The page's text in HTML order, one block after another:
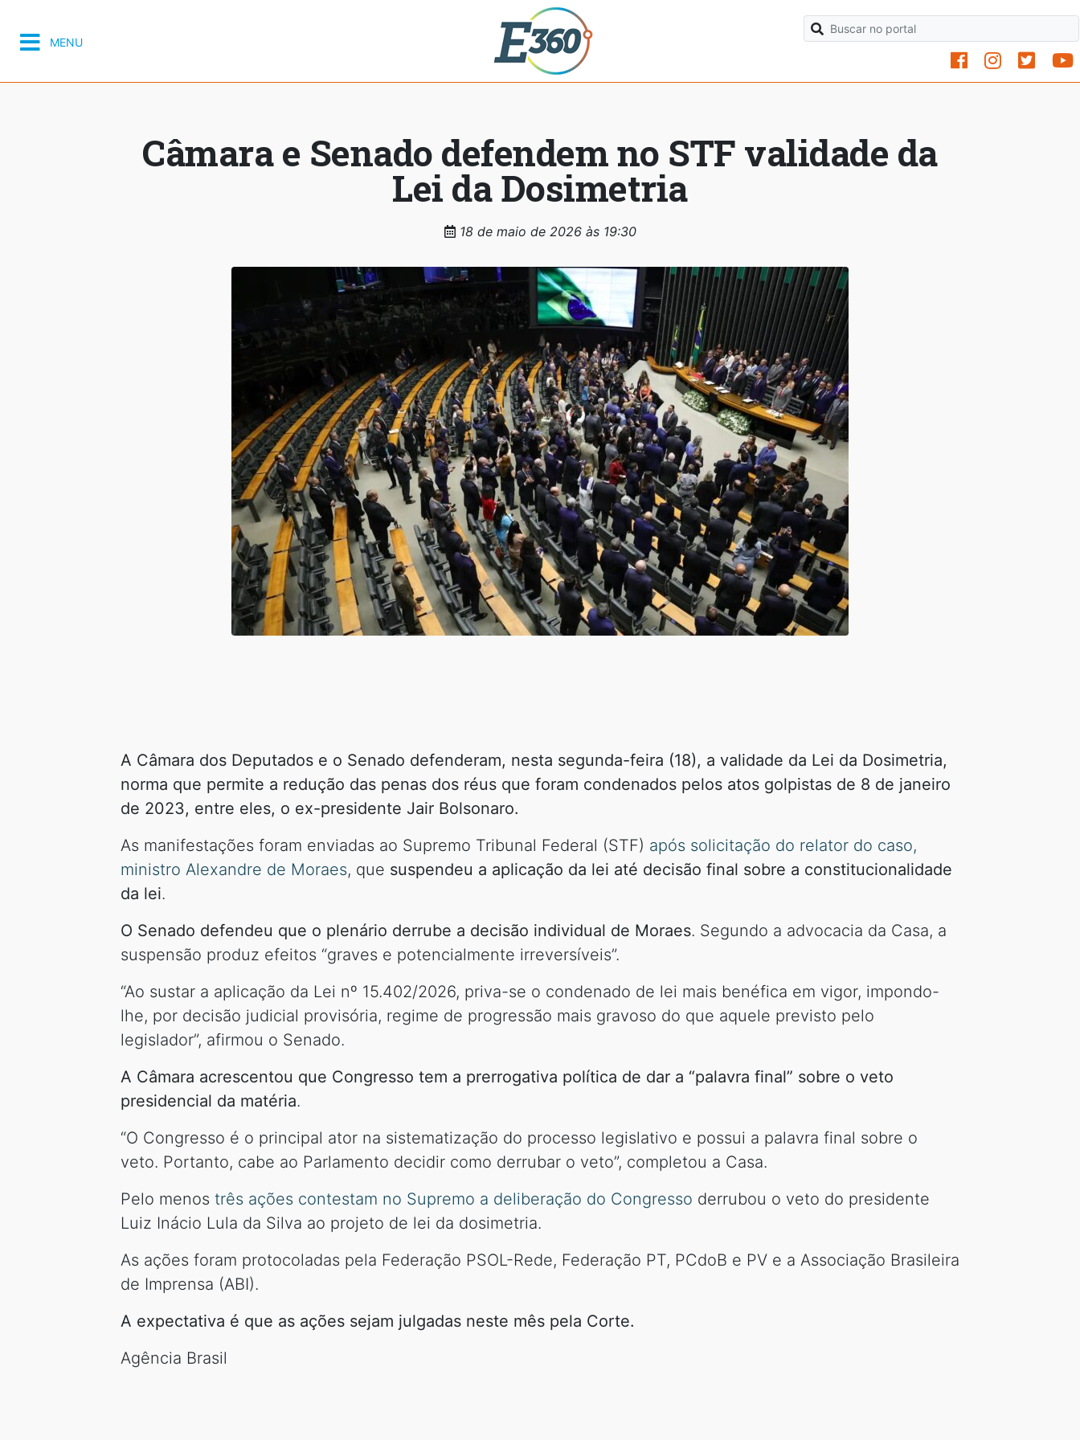
MENU
Câmara e Senado defendem no STF validade da
Lei da Dosimetria
18 de maio de 2026 às 19:30
A Câmara dos Deputados e o Senado defenderam, nesta segunda-feira (18), a validade da Lei da Dosimetria,
norma que permite a redução das penas dos réus que foram condenados pelos atos golpistas de 8 de janeiro
de 2023, entre eles, o ex-presidente Jair Bolsonaro.
As manifestações foram enviadas ao Supremo Tribunal Federal (STF) após solicitação do relator do caso,
ministro Alexandre de Moraes, que suspendeu a aplicação da lei até decisão final sobre a constitucionalidade
da lei.
O Senado defendeu que o plenário derrube a decisão individual de Moraes. Segundo a advocacia da Casa, a
suspensão produz efeitos “graves e potencialmente irreversíveis”.
“Ao sustar a aplicação da Lei nº 15.402/2026, priva-se o condenado de lei mais benéfica em vigor, impondo-
lhe, por decisão judicial provisória, regime de progressão mais gravoso do que aquele previsto pelo
legislador”, afirmou o Senado.
A Câmara acrescentou que Congresso tem a prerrogativa política de dar a “palavra final” sobre o veto
presidencial da matéria.
“O Congresso é o principal ator na sistematização do processo legislativo e possui a palavra final sobre o
veto. Portanto, cabe ao Parlamento decidir como derrubar o veto”, completou a Casa.
Pelo menos três ações contestam no Supremo a deliberação do Congresso derrubou o veto do presidente
Luiz Inácio Lula da Silva ao projeto de lei da dosimetria.
As ações foram protocoladas pela Federação PSOL-Rede, Federação PT, PCdoB e PV e a Associação Brasileira
de Imprensa (ABI).
A expectativa é que as ações sejam julgadas neste mês pela Corte.
Agência Brasil